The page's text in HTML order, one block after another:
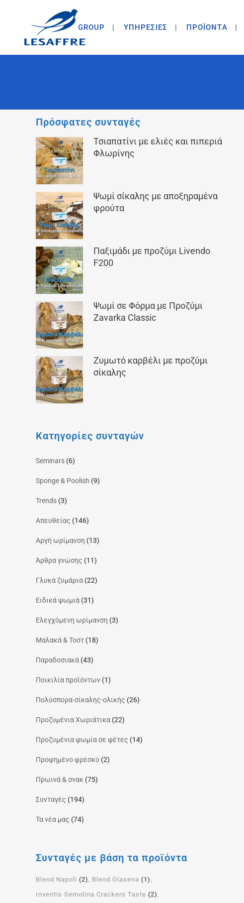
GROUP ΥΠΗΡΕΣΙΕΣ ΠΡΟΪΟΝΤA
Πρόσφατες συνταγές
Τσιαπατίνι με ελιές και πιπεριά
Φλωρίνης
Ψωμί σίκαλης με αποξηραμένα
φρούτα
Παξιμάδι με προζύμι Livendo
F200
Ψωμί σε Φόρμα με Προζύμι
Zavarka Classic
Ζυμωτό καρβέλι με προζύμι
σίκαλης
Κατηγορίες συνταγών
Seminars (6)
Sponge & Poolish (9)
Trends (3)
Απευθείας (146)
Αργή ωρίμανση (13)
Άρθρα γνώσης (11)
Γλυκά ζυμάρια (22)
Ειδικά ψωμιά (31)
Ελεγχόμενη ωρίμανση (3)
Μαλακά & Τοστ (18)
Παραδοσιακά (43)
Ποικιλία προϊόντων (1)
Πολύσπορα-σίκαλης-ολικής (26)
Προζυμένια Χωριάτικα (22)
Προζυμένια ψωμία σε φέτες (14)
Προψημένο φρέσκο (2)
Πρωινά & σνακ (75)
Συνταγές (194)
Τα νέα μας (74)
Συνταγές με βάση τα προϊόντα
Blend Napoli (2) Blend Olasena (1)
Inventis Semolina Crackers Taste (2)